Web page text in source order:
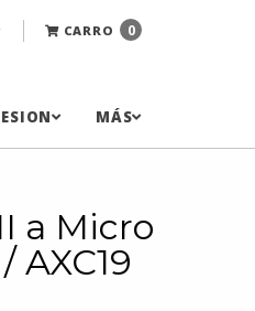
CARRO 0
MÁS
a Micro
AXC19